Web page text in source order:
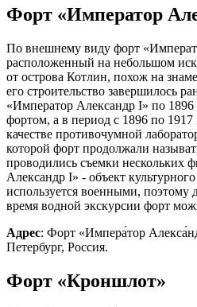
Форт «Император
По внешнему виду форт
расположенный на небольшом
от острова Котлин, похож на
его строительство завершилось
«Император Александр I» по
фортом, а в период с 1896 по
качестве противочумной
которой форт продолжали
проводились съемки нескольких
Александр I» - объект
используется военными, поэтому
время водной экскурсии форт
Адрес: Форт «Импера́тор
Петербург, Россия.
Форт «Кроншлот»